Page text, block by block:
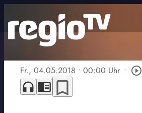
Fr., 04.05.2018 • 00:00 Uhr • play_circle_outline
headphones chrome_reader_mode bookmark_border